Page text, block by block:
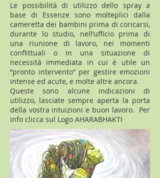
Le possibilità di utilizzo dello spray a
base di Essenze sono molteplici dalla
cameretta dei bambini prima di coricarsi,
durante lo studio, nell’ufficio prima di
una riunione di lavoro, nei momenti
conflittuali o in una situazione di
necessità immediata in cui è utile un
“pronto intervento” per gestire emozioni
intense ed acute, e molte altre ancora.
Queste sono alcune indicazioni di
utilizzo, lasciate sempre aperta la porta
della vostra intuizioni e buon lavoro. Per
info clicca sul Logo AHARABHAKTI